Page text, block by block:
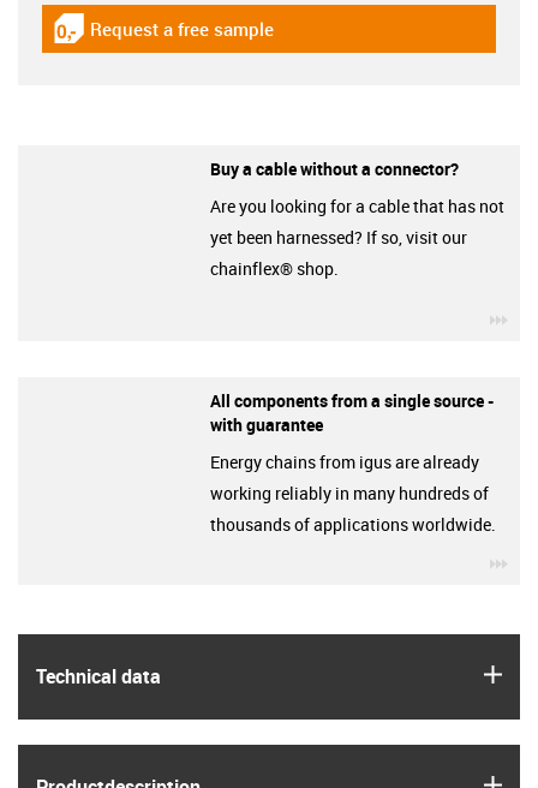
Technical data
igus-icon-gratismuster
Request a free sample
Buy a cable without a connector?
Are you looking for a cable that has not
yet been harnessed? If so, visit our
chainflex® shop.
All components from a single source -
with guarantee
Energy chains from igus are already
working reliably in many hundreds of
thousands of applications worldwide.